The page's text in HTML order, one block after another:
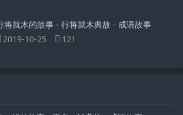
将就木的故事 - 行将就木典故 - 成语故事
2019-10-25
121